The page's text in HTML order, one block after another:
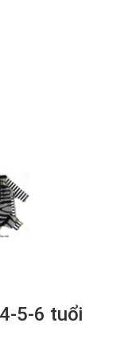
5-6 tuổi